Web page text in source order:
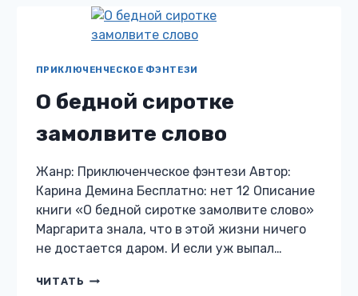
ПРИКЛЮЧЕНЧЕСКОЕ ФЭНТЕЗИ
О бедной сиротке
замолвите слово
Жанр: Приключенческое фэнтези Автор:
Карина Демина Бесплатно: нет 12 Описание
книги «О бедной сиротке замолвите слово»
Маргарита знала, что в этой жизни ничего
не достается даром. И если уж выпал…
ЧИТАТЬ О